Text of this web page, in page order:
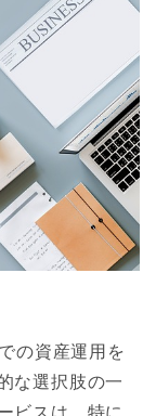
の資産運用を
な選択肢の一